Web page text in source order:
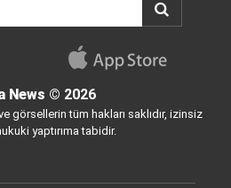
News © 2026
görsellerin tüm hakları saklıdır, izinsiz
yaptırıma tabidir.